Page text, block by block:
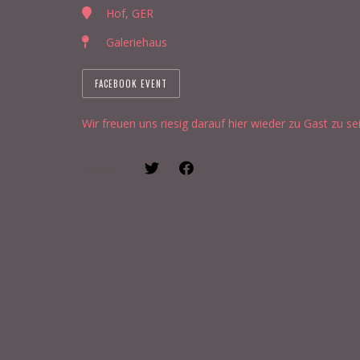
Hof, GER
Galeriehaus
FACEBOOK EVENT
Wir freuen uns riesig darauf hier wieder zu Gast zu